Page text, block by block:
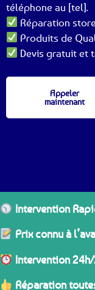
téléphone au [tel].
Réparation
Produits de
Devis gratuit et
Appeler
maintenant
Intervention
Prix connu à
Intervention
Réparation